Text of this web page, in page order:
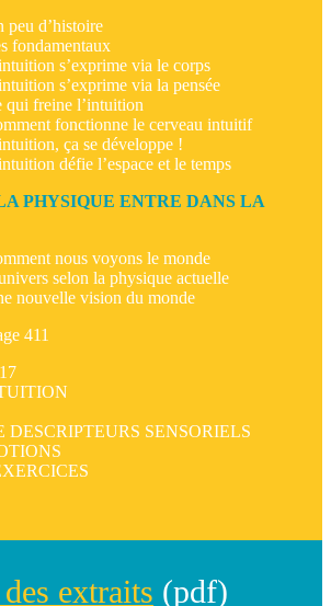
peu d’histoire
fondamentaux
s’exprime via le corps
s’exprime via la pensée
qui freine l’intuition
fonctionne le cerveau intuitif
ça se développe !
défie l’espace et le temps
PHYSIQUE ENTRE DANS LA
nous voyons le monde
selon la physique actuelle
nouvelle vision du monde
411
SENSORIELS
extraits (pdf)